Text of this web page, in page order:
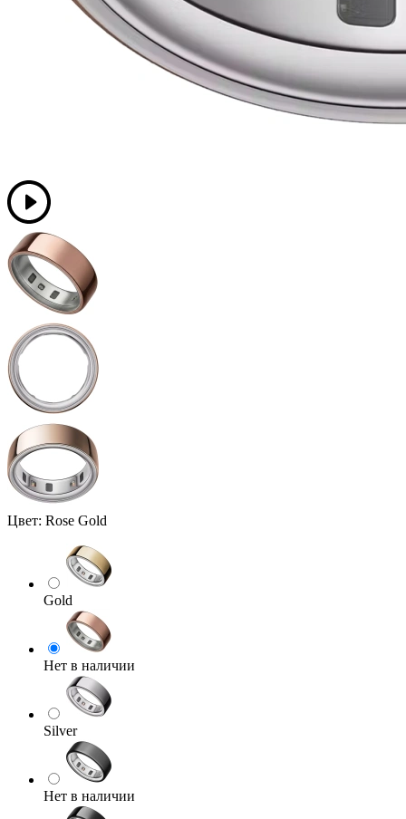
Цвет: Rose Gold
Gold
Нет в наличии
Silver
Нет в наличии